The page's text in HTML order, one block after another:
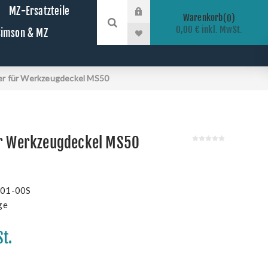
MZ-Ersatzteile
& MZ
Warenkorb 0
0,00 € inkl. MwSt.
für Werkzeugdeckel MS50
MS50
00S